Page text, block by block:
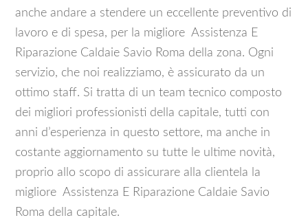
anche andare a stendere un eccellente preventivo di
lavoro e di spesa, per la migliore Assistenza E
Riparazione Caldaie Savio Roma della zona. Ogni
servizio, che noi realizziamo, è assicurato da un
ottimo staff. Si tratta di un team tecnico composto
dei migliori professionisti della capitale, tutti con
anni d’esperienza in questo settore, ma anche in
costante aggiornamento su tutte le ultime novità,
proprio allo scopo di assicurare alla clientela la
migliore Assistenza E Riparazione Caldaie Savio
Roma della capitale.